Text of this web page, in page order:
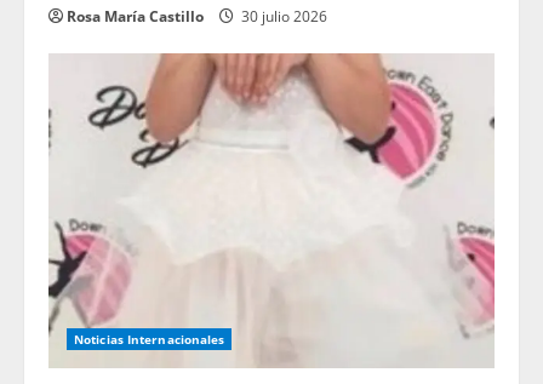
Rosa María Castillo 30 julio 2026
Noticias Internacionales